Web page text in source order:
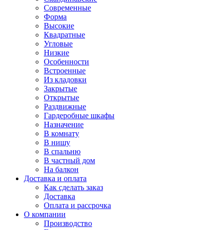
Современные
Форма
Высокие
Квадратные
Угловые
Низкие
Особенности
Встроенные
Из кладовки
Закрытые
Открытые
Раздвижные
Гардеробные шкафы
Назначение
В комнату
В нишу
В спальню
В частный дом
На балкон
Доставка и оплата
Как сделать заказ
Доставка
Оплата и рассрочка
О компании
Производство